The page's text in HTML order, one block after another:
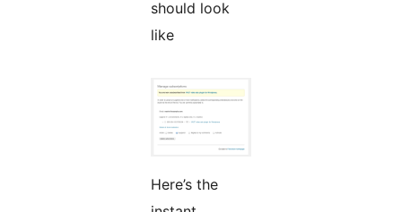
should look
like
Here’s the